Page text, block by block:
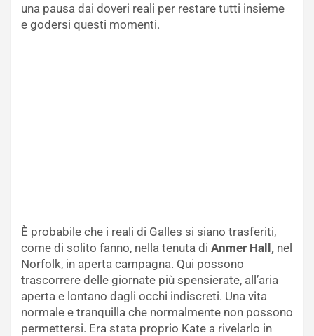
una pausa dai doveri reali per restare tutti insieme
e godersi questi momenti.
È probabile che i reali di Galles si siano trasferiti,
come di solito fanno, nella tenuta di Anmer Hall, nel
Norfolk, in aperta campagna. Qui possono
trascorrere delle giornate più spensierate, all’aria
aperta e lontano dagli occhi indiscreti. Una vita
normale e tranquilla che normalmente non possono
permettersi. Era stata proprio Kate a rivelarlo in